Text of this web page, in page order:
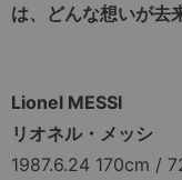
は、どんな想いが去
Lionel MESSI
リオネル・メッシ
1987.6.24 170cm /